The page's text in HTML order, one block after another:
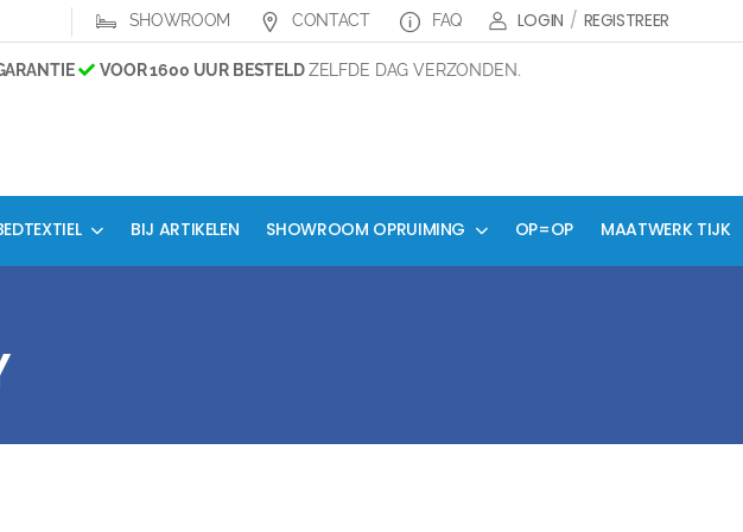
SHOWROOM CONTACT FAQ LOGIN / REGISTREER
VOOR 1600 UUR BESTELDZELFDE DAG VERZONDEN.
BIJ ARTIKELEN SHOWROOM OPRUIMING OP=OP MAATWERK TIJK